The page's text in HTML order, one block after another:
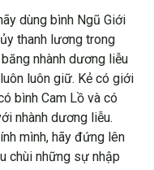
dùng bình Ngũ Giới
thanh lương trong
nhành dương liễu
luôn giữ. Kẻ có giới
bình Cam Lồ và có
nhành dương liễu.
mình, hãy đứng lên
chùi những sự nhập